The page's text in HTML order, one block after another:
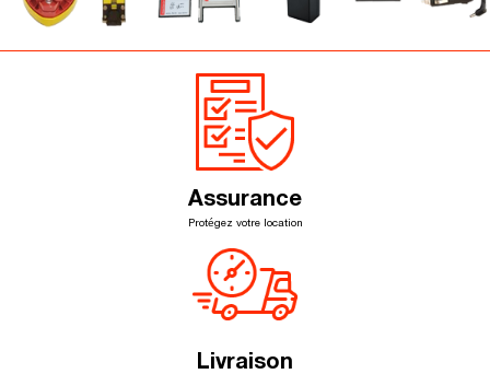
Assurance
Protégez votre location
Livraison